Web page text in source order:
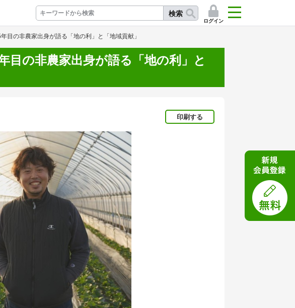
検索
ログイン
目の非農家出身が語る「地の利」と「地域貢献」
目の非農家出身が語る「地の利」と
印刷する